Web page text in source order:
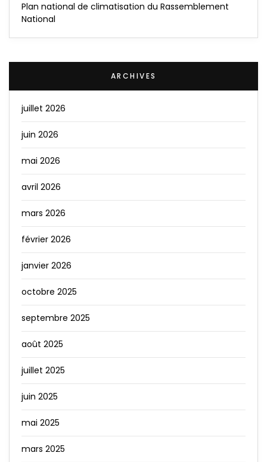
Plan national de climatisation du Rassemblement
National
ARCHIVES
juillet 2026
juin 2026
mai 2026
avril 2026
mars 2026
février 2026
janvier 2026
octobre 2025
septembre 2025
août 2025
juillet 2025
juin 2025
mai 2025
mars 2025